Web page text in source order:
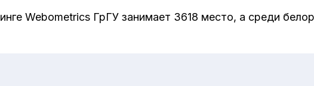
Webometrics ГрГУ занимает 3618 место, а среди